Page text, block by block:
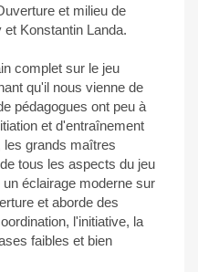
et milieu de
Konstantin Landa.
complet sur le jeu
qu'il nous vienne de
pédagogues ont peu à
et d'entraînement
grands maîtres
tous les aspects du jeu
éclairage moderne sur
et aborde des
l'initiative, la
faibles et bien